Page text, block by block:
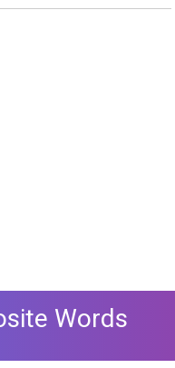
Words